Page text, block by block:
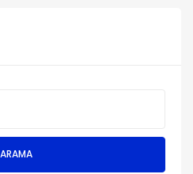
ARAMA